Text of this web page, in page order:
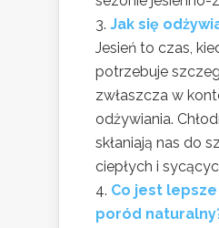
Jak się
Jesień to czas,
potrzebuje
zwłaszcza w
odżywiania.
skłaniają nas do
ciepłych i
Co jest
poród